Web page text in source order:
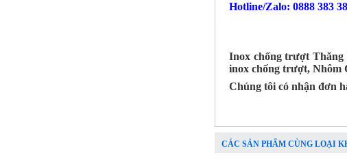
Hotline/Zalo: 0888 383
Inox chống trượt Thăng
inox chống trượt, Nhôm
Chúng tôi có nhận đơn
CÁC SẢN PHẨM CÙNG LOẠI